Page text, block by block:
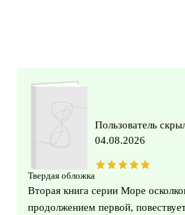
Твердая обложка
Пользователь
04.08.2026
Вторая книга серии Море
продолжением первой,